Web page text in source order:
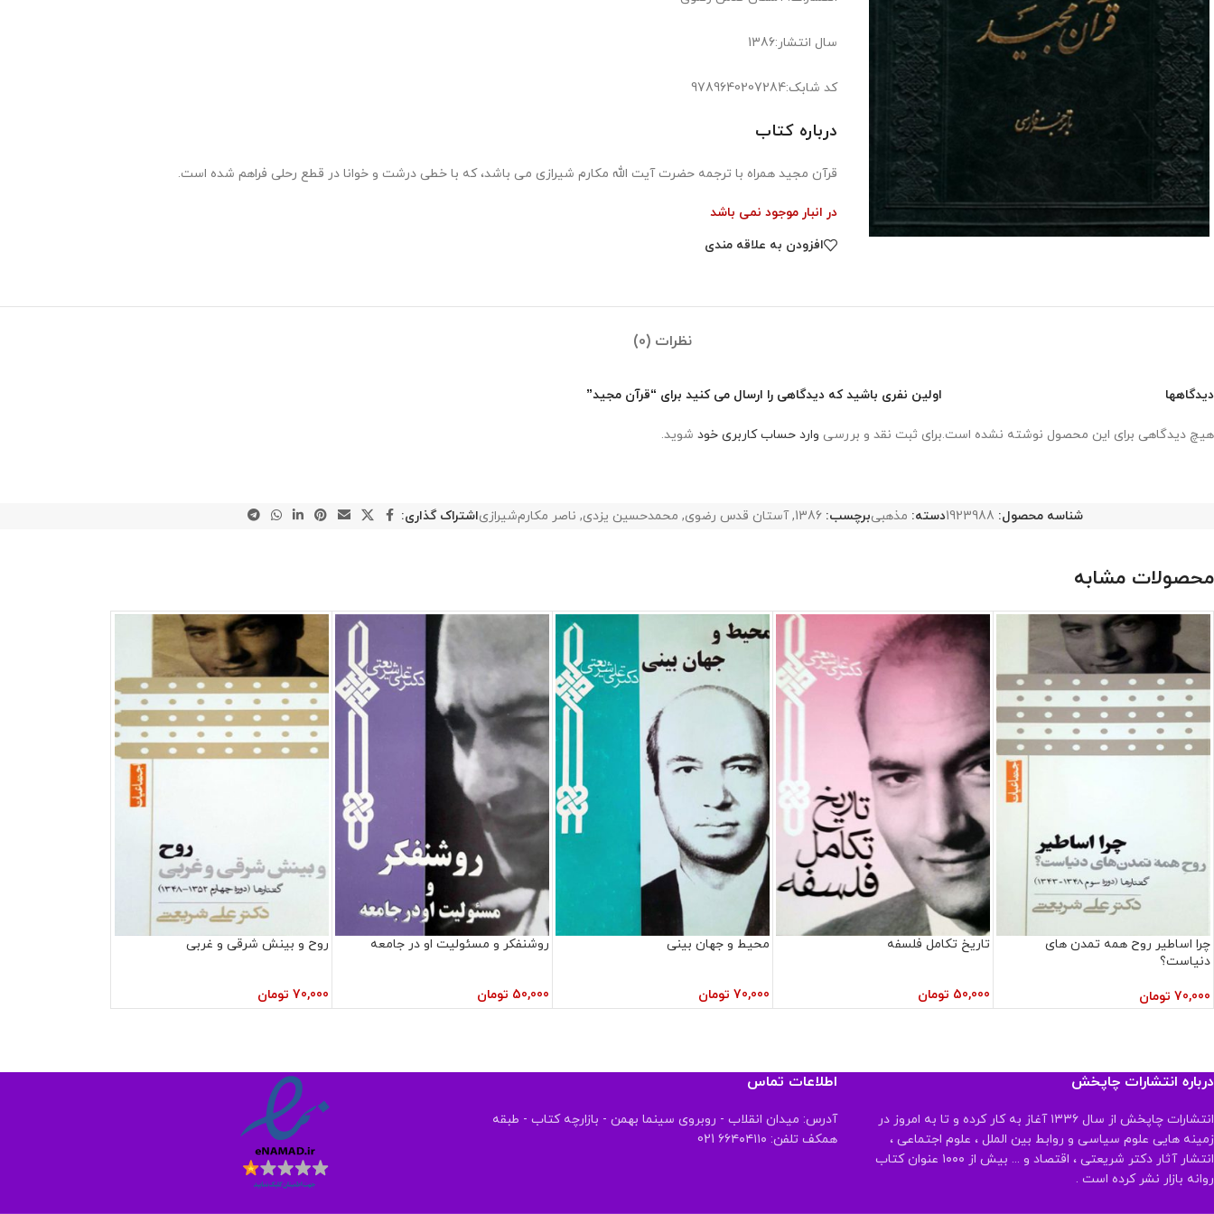
سال انتشار:1386
کد شابک:9789640207284
درباره کتاب
قرآن مجید همراه با ترجمه حضرت آیت الله مکارم شیرازی می باشد، که با خطی درشت و خوانا در قطع رحلی فراهم شده است.
در انبار موجود نمی باشد
افزودن به علاقه مندی
نظرات (0)
دیدگاهها
هیچ دیدگاهی برای این محصول نوشته نشده است.
اولین نفری باشید که دیدگاهی را ارسال می کنید برای “قرآن مجید”
برای ثبت نقد و بررسی وارد حساب کاربری خود شوید.
شناسه محصول: 1923988دسته: مذهبیبرچسب: 1386
, آستان قدس رضوی, محمدحسین یزدی, ناصر مکارم‌شیرازیاشتراک گذاری:
محصولات مشابه
چرا اساطیر روح همه تمدن های
دنیاست؟
70,000 تومان
تاریخ تکامل فلسفه
50,000 تومان
محیط و جهان بینی
70,000 تومان
روشنفکر و مسئولیت او در جامعه
50,000 تومان
روح و بینش شرقی و غربی
70,000 تومان
درباره انتشارات چاپخش
انتشارات چاپخش از سال ۱۳۳۶ آغاز به کار کرده و تا به امروز در
زمینه هایی علوم سیاسی و روابط بین الملل ، علوم اجتماعی ،
انتشار آثار دکتر شریعتی ، اقتصاد و ... بیش از ۱۰۰۰ عنوان کتاب
روانه بازار نشر کرده است .
اطلاعات تماس
آدرس: میدان انقلاب - روبروی سینما بهمن - بازارچه کتاب - طبقه
همکف تلفن: ۶۶۴۰۴۱۱۰ 021